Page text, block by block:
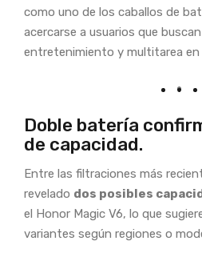
como uno de los caballos de
acercarse a usuarios que
entretenimiento y multitarea en
Doble batería
de capacidad.
Entre las filtraciones más
revelado dos posibles
el Honor Magic V6, lo que
variantes según regiones o